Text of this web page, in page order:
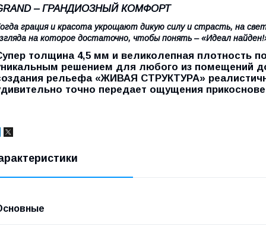
– ГРАНДИОЗНЫЙ КОМФОРТ
грация и красота укрощают дикую силу и страсть, на
на которое достаточно, чтобы понять – «Идеал
толщина 4,5 мм и великолепная плотность
решением для любого из помещений
рельефа «ЖИВАЯ СТРУКТУРА»
точно передает ощущения